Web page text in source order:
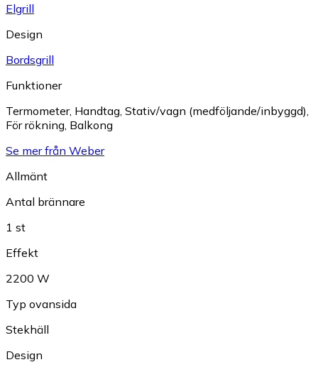
Elgrill
Design
Bordsgrill
Funktioner
Termometer, Handtag Stativ/vagn (medföljande/inbyggd)
För rökning Balkong
Se mer från Weber
Allmänt
Antal brännare
1 st
Effekt
2200 W
Typ ovansida
Stekhäll
Design